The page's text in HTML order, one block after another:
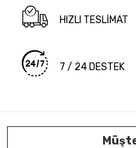
HIZLI TESLİMAT
7 / 24 DESTEK